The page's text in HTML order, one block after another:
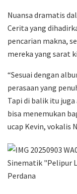
Nuansa dramatis
Cerita yang
pencarian makna,
mereka yang sarat
“Sesuai dengan
perasaan yang
Tapi di balik itu
bisa menemukan
ucap Kevin, vokalis